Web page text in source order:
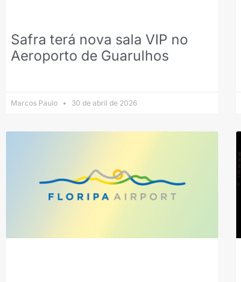
Safra terá nova sala VIP no
Aeroporto de Guarulhos
Marcos Paulo 30 de abril de 2026